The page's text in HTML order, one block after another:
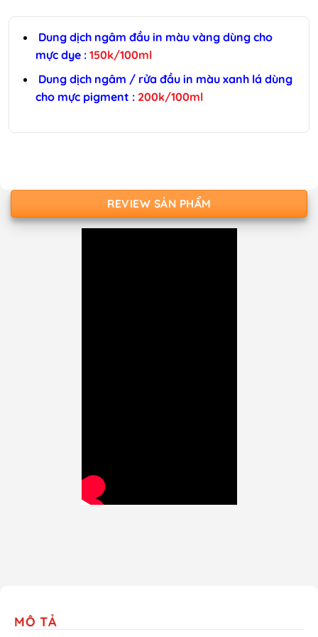
Dung dịch ngâm đầu in màu vàng dùng cho
mực dye :150k/100ml
Dung dịch ngâm / rửa đầu in màu xanh lá dùng
cho mực pigment :200k/100ml
REVIEW SẢN PHẨM
MÔ TẢ